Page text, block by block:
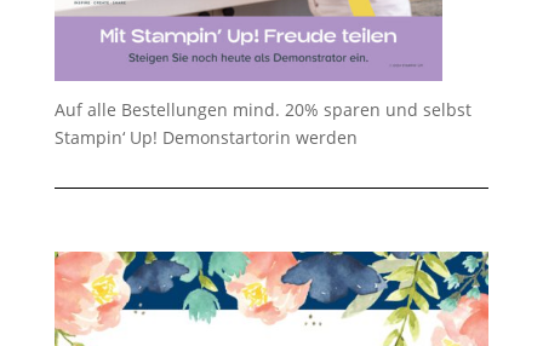
Auf alle Bestellungen mind. 20% sparen und selbst
Stampin‘ Up! Demonstartorin werden